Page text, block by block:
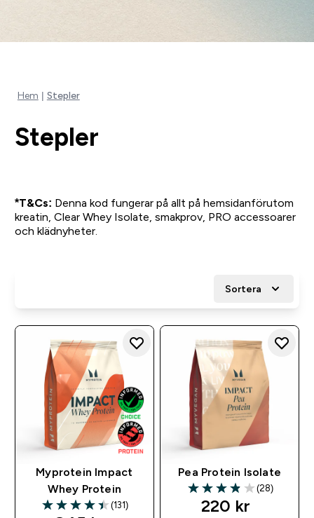
Hem Stepler
Stepler
*T&Cs: Denna kod fungerar på allt på hemsidanförutom
kreatin, Clear Whey Isolate, smakprov, PRO accessoarer
och klädnyheter.
Sortera
Myprotein Impact
Whey Protein
4.42 out of 5 stars
(131)
Pea Protein Isolate
3.89 out of 5 stars
(28)
220 kr‎